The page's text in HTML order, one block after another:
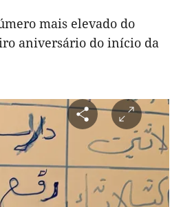
mais elevado do
aniversário do início da